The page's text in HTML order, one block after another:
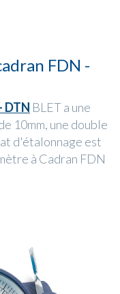
FDN -
DTN BLET a une
10mm, une double
d'étalonnage est
à Cadran FDN